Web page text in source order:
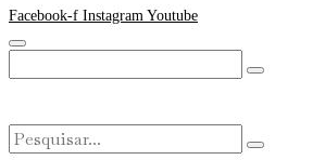
Facebook-f Instagram Youtube